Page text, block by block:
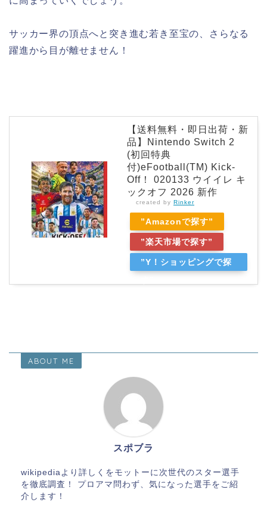
サッカー界の頂点へと突き進む若き至宝の、さらなる
躍進から目が離せません！
【送料無料・即日出荷・新
品】Nintendo Switch 2
(初回特典
付)eFootball(TM) Kick-
Off！ 020133 ウイイレ キ
ックオフ 2026 新作
created by Rinker
”Amazonで探す”
”楽天市場で探す”
”Y！ショッピングで探
ABOUT ME
スポブラ
wikipediaより詳しくをモットーに次世代のスター選手
を徹底調査！ プロアマ問わず、気になった選手をご紹
介します！